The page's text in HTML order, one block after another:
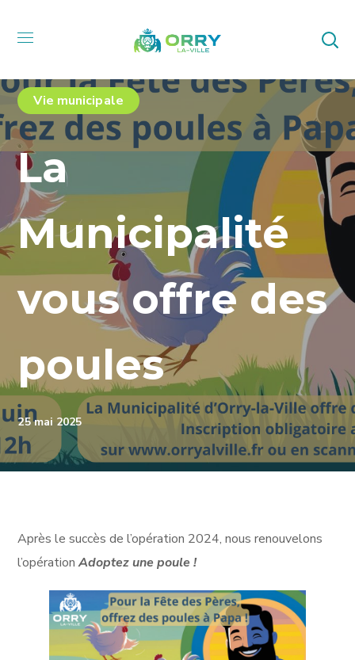
Vie municipale
La
Municipalité
vous offre des
poules
25 mai 2025
Après le succès de l’opération 2024, nous renouvelons
l’opérationAdoptez une poule !